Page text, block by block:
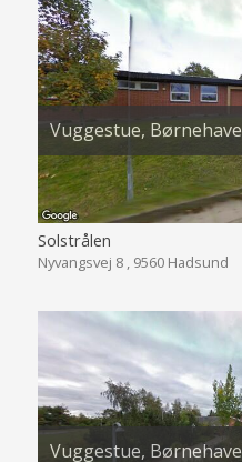
Vuggestue, Børnehave
Solstrålen
Nyvangsvej 8 , 9560 Hadsund
Vuggestue, Børnehave